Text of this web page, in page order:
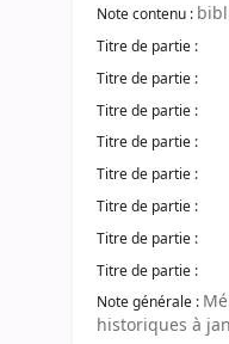
Note contenu :
Titre de partie :
Titre de partie :
Titre de partie :
Titre de partie :
Titre de partie :
Titre de partie :
Titre de partie :
Titre de partie :
Note générale :
historiques à